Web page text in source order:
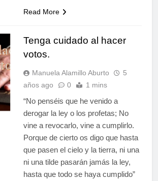
Read More
Tenga cuidado al hacer
votos.
Manuela Alamillo Aburto
5
años ago
0 1 mins
“No penséis que he venido a
derogar la ley o los profetas; No
vine a revocarlo, vine a cumplirlo.
Porque de cierto os digo que hasta
que pasen el cielo y la tierra, ni una
ni una tilde pasarán jamás la ley,
hasta que todo se haya cumplido”